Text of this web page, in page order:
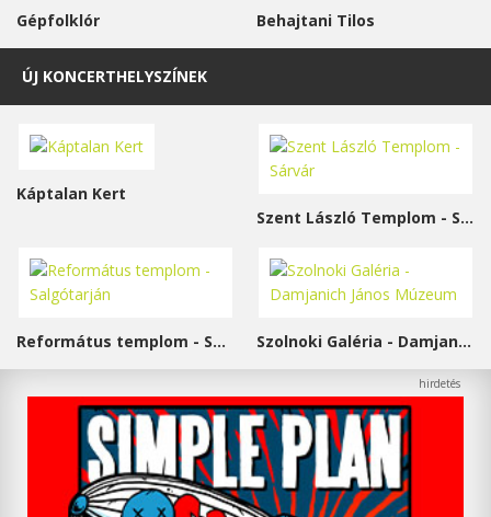
Gépfolklór Behajtani Tilos
ÚJ KONCERTHELYSZÍNEK
Káptalan Kert
Szent László Templom - Sárvár
Református templom - Salgótarján Szolnoki Galéria - Damjanich János Múzeum